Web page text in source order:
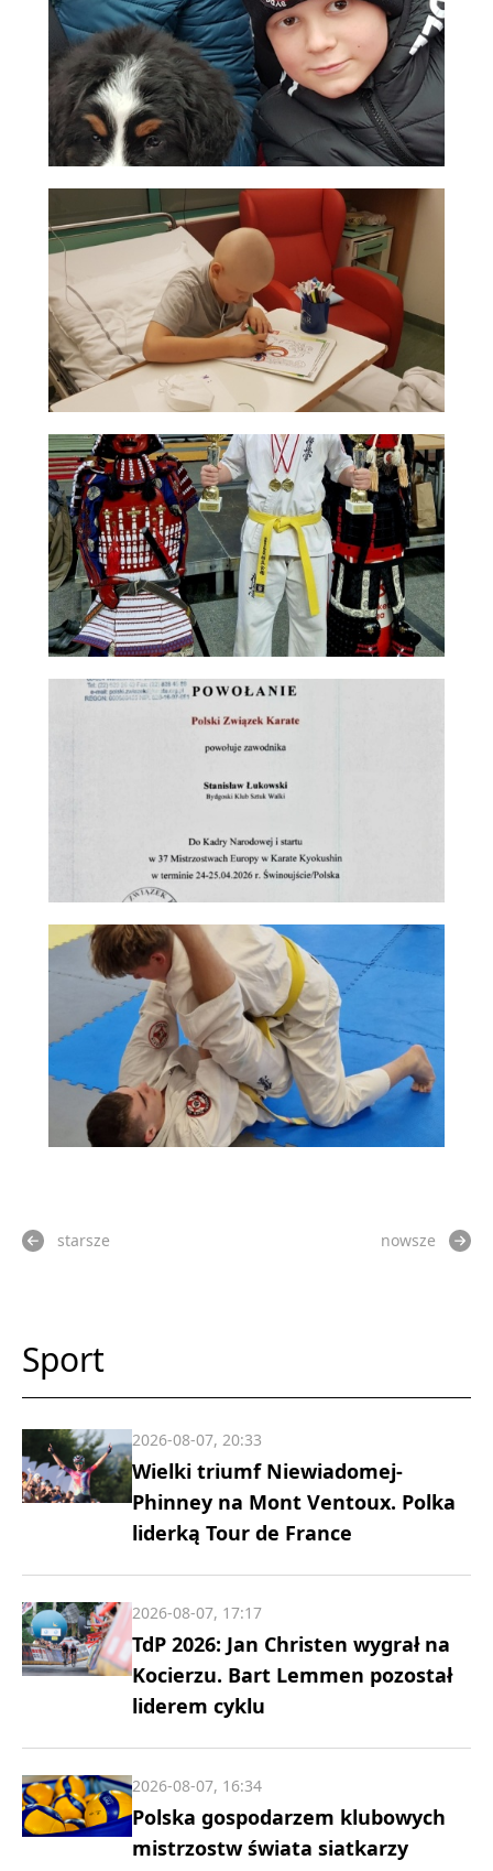
starsze nowsze
Sport
Wielki triumf Niewiadomej-
Phinney na Mont Ventoux. Polka
liderką Tour de France
2026-08-07, 20:33
TdP 2026: Jan Christen wygrał na
Kocierzu. Bart Lemmen pozostał
liderem cyklu
2026-08-07, 17:17
Polska gospodarzem klubowych
mistrzostw świata siatkarzy
2026-08-07, 16:34